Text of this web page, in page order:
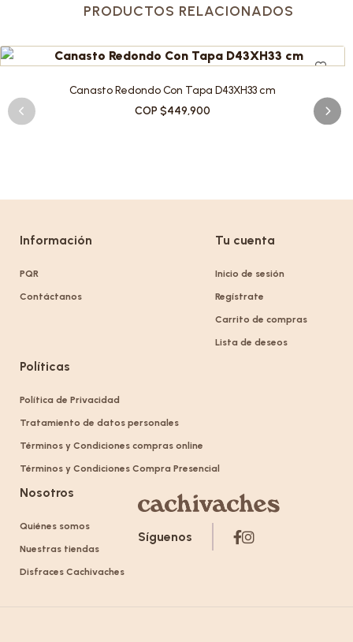
PRODUCTOS RELACIONADOS
Canasto Redondo Con Tapa D43XH33 cm
COP $449,900
Información
PQR
Contáctanos
Tu cuenta
Inicio de sesión
Regístrate
Carrito de compras
Lista de deseos
Políticas
Política de Privacidad
Tratamiento de datos personales
Términos y Condiciones compras online
Términos y Condiciones Compra Presencial
Nosotros
Quiénes somos
Nuestras tiendas
Disfraces Cachivaches
Síguenos